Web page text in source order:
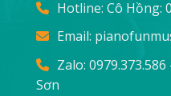
Hotline: Cô Hồng:
Email:
Zalo:
Sơn